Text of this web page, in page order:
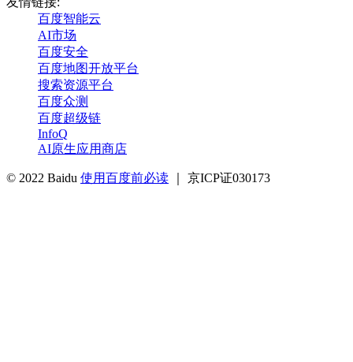
百度智能云
AI市场
百度安全
百度地图开放平台
搜索资源平台
百度众测
百度超级链
InfoQ
AI原生应用商店
© 2022 Baidu 使用百度前必读 ｜ 京ICP证030173